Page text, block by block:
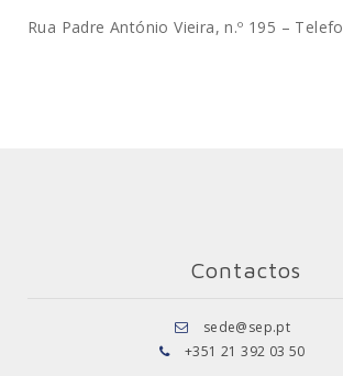
Rua Padre António Vieira, n.º 195 –
Contactos
sede@sep.pt
+351 21 392 03 50